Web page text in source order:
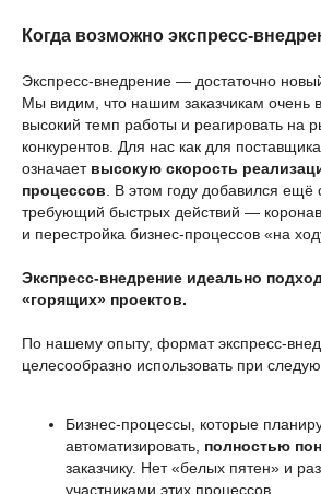
Когда возможно экспресс-
Экспресс-внедрение — достаточно
Мы видим, что нашим заказчикам очень
высокий темп работы и реагировать на
конкурентов. Для нас как для
означает высокую скорость
процессов . В этом году добавился ещё
требующий быстрых действий —
и перестройка бизнес-процессов «на
Экспресс-внедрение идеально
«горящих» проектов.
По нашему опыту, формат экспресс-
целесообразно использовать при
Бизнес-процессы, которые
автоматизировать, полностью
заказчику. Нет «белых пятен» и
участниками этих процессов.
Что будет на консультации:
и цели автоматизации.
Покажем больше релевантных
кейсов на демо-площадках.
У вас похожий запрос?
Запишитесь на онлайн-
консультацию